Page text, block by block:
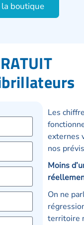
boutique
Les
externes
nos
Moins
On ne
territoire